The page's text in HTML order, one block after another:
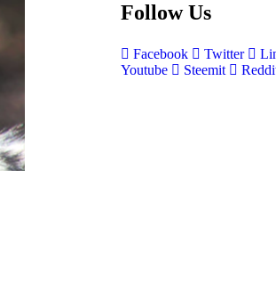
Follow Us
Facebook Twitter
Youtube
Steemit